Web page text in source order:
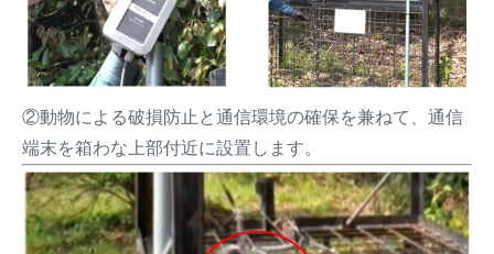
②動物による破損防止と通信環境の確保を兼ねて、通信
端末を箱わな上部付近に設置します。